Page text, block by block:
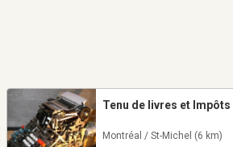
Tenu de livres et
Montréal / St-Michel (6 km)